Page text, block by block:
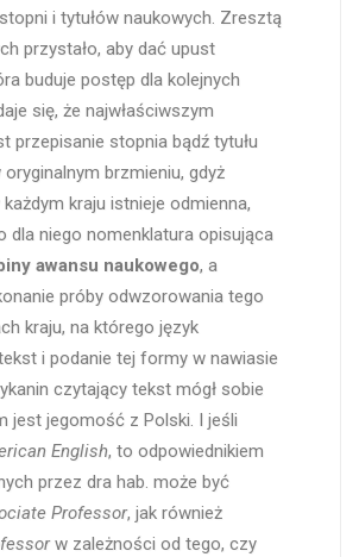
i tytułów naukowych. Zresztą
przystało, aby dać upust
buduje postęp dla kolejnych
się, że najwłaściwszym
przepisanie stopnia bądź tytułu
brzmieniu, gdyż
kraju istnieje odmienna,
dla niego nomenklatura opisująca
awansu naukowego, a
próby odwzorowania tego
kraju, na którego język
i podanie tej formy w nawiasie
czytający tekst mógł sobie
jest jegomość z Polski. I jeśli
English, to odpowiednikiem
przez dra hab. może być
Professor, jak również
w zależności od tego, czy